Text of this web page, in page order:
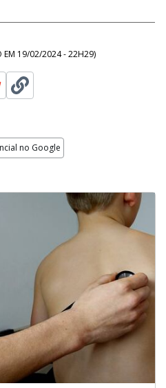
EM 19/02/2024 - 22H29)
no Google